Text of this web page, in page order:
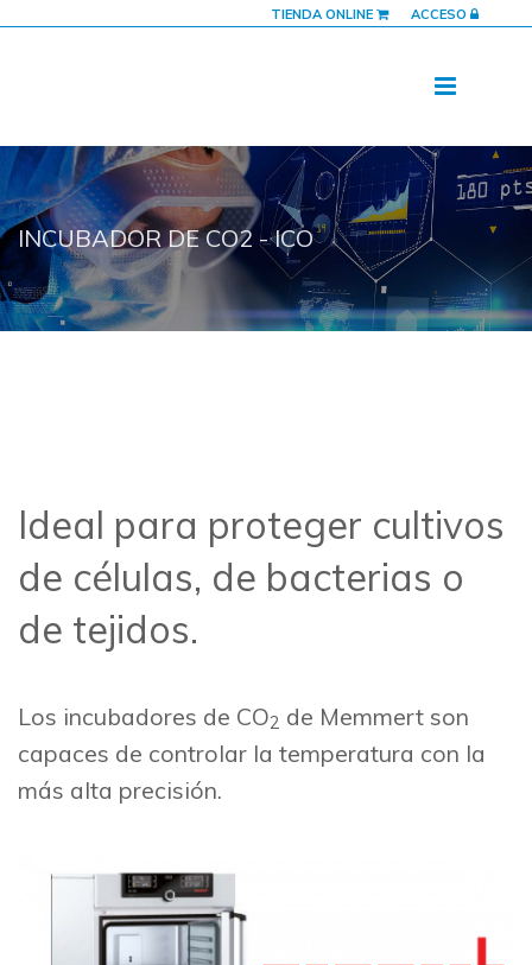
TIENDA ONLINE ACCESO
INCUBADOR DE CO2 - ICO
Ideal para proteger cultivos
de células, de bacterias o
de tejidos.
Los incubadores de CO2 de Memmert son
capaces de controlar la temperatura con la
más alta precisión.